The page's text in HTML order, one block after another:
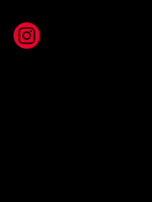
Instagram